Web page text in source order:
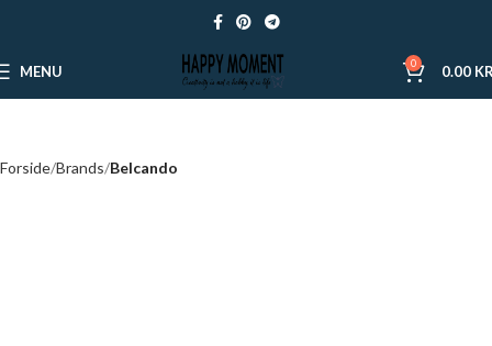
MENU 0 0.00
Forside Brands Belcando